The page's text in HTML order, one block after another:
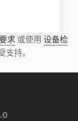
求 或使用 设备检
持。